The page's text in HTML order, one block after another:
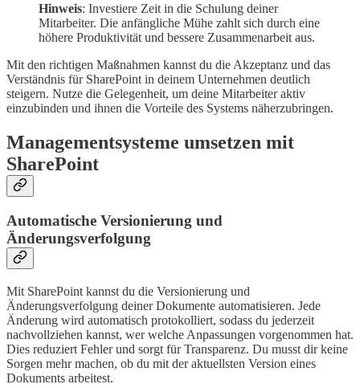
Hinweis: Investiere Zeit in die Schulung deiner
Mitarbeiter. Die anfängliche Mühe zahlt sich durch eine
höhere Produktivität und bessere Zusammenarbeit aus.
Mit den richtigen Maßnahmen kannst du die Akzeptanz und das
Verständnis für SharePoint in deinem Unternehmen deutlich
steigern. Nutze die Gelegenheit, um deine Mitarbeiter aktiv
einzubinden und ihnen die Vorteile des Systems näherzubringen.
Managementsysteme umsetzen mit
SharePoint
Automatische Versionierung und
Änderungsverfolgung
Mit SharePoint kannst du die Versionierung und
Änderungsverfolgung deiner Dokumente automatisieren. Jede
Änderung wird automatisch protokolliert, sodass du jederzeit
nachvollziehen kannst, wer welche Anpassungen vorgenommen hat.
Dies reduziert Fehler und sorgt für Transparenz. Du musst dir keine
Sorgen mehr machen, ob du mit der aktuellsten Version eines
Dokuments arbeitest.